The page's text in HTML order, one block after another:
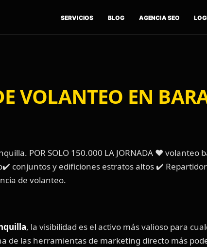
SERVICIOS BLOG AGENCIA SEO
VOLANTEO EN
POR SOLO 150.000 LA JORNADA ❤️
conjuntos y edificiones estratos altos ✔️
de volanteo.
, la visibilidad es el activo más valioso para
de las herramientas de marketing directo más